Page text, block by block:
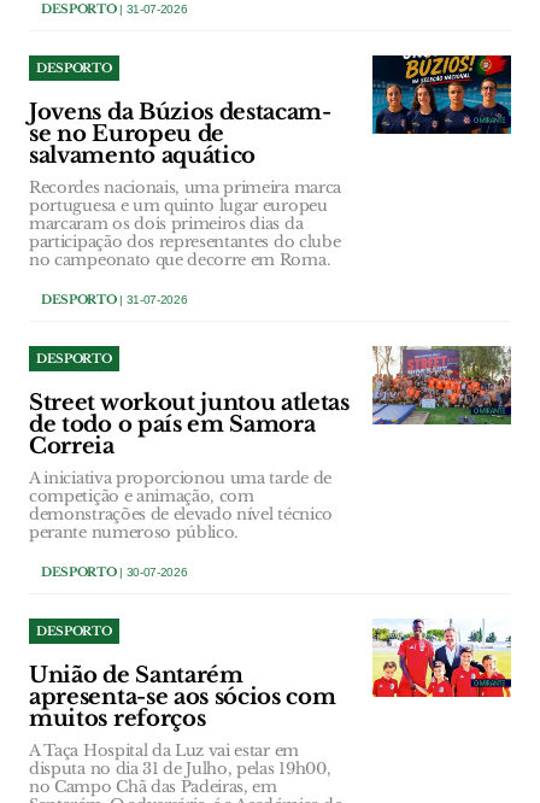
DESPORTO| 31-07-2026
DESPORTO
Jovens da Búzios destacam-
se no Europeu de
salvamento aquático
Recordes nacionais, uma primeira marca
portuguesa e um quinto lugar europeu
marcaram os dois primeiros dias da
participação dos representantes do clube
no campeonato que decorre em Roma.
DESPORTO| 31-07-2026
DESPORTO
Street workout juntou atletas
de todo o país em Samora
Correia
A iniciativa proporcionou uma tarde de
competição e animação, com
demonstrações de elevado nível técnico
perante numeroso público.
DESPORTO| 30-07-2026
DESPORTO
União de Santarém
apresenta-se aos sócios com
muitos reforços
A Taça Hospital da Luz vai estar em
disputa no dia 31 de Julho, pelas 19h00,
no Campo Chã das Padeiras, em